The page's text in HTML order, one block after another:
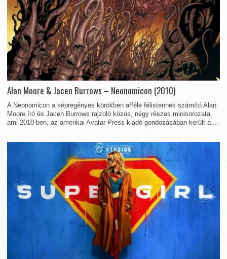
Alan Moore & Jacen Burrows – Neonomicon (2010)
A Neonomicon a képregényes körökben afféle félistennek számító Alan
Moore író és Jacen Burrows rajzoló közös, négy részes minisorozata,
ami 2010-ben, az amerikai Avatar Press kiadó gondozásában került a...